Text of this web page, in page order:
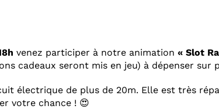
venez participer à notre animation « Slot
cadeaux seront mis en jeu) à dépenser
électrique de plus de 20m. Elle est très
votre chance ! 😍